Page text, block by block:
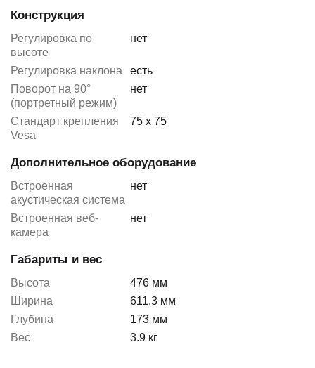
Конструкция
Регулировка по
высоте
нет
Регулировка наклона
есть
Поворот на 90°
(портретный режим)
нет
Стандарт крепления
Vesa
75 x 75
Дополнительное оборудование
Встроенная
акустическая система
нет
Встроенная веб-
камера
нет
Габариты и вес
Высота
476 мм
Ширина
611.3 мм
Глубина
173 мм
Вес
3.9 кг